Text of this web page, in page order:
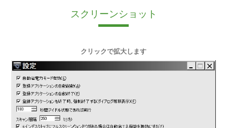
スクリーンショット
クリックで拡大します